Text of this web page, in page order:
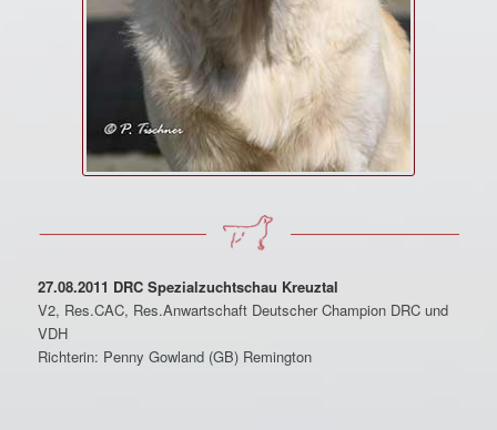
27.08.2011 DRC Spezialzuchtschau Kreuztal
V2, Res.CAC, Res.Anwartschaft Deutscher Champion DRC und
VDH
Richterin: Penny Gowland (GB) Remington